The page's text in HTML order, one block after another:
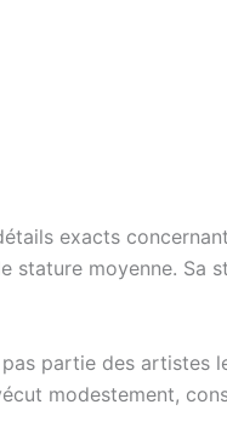
exacts
stature moyenne. Sa
partie des artistes
modestement,